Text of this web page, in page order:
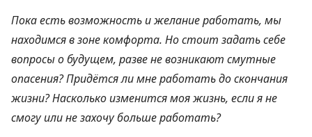
Пока есть возможность и желание работать, мы
находимся в зоне комфорта. Но стоит задать себе
вопросы о будущем, разве не возникают смутные
опасения? Придётся ли мне работать до скончания
жизни? Насколько изменится моя жизнь, если я не
смогу или не захочу больше работать?